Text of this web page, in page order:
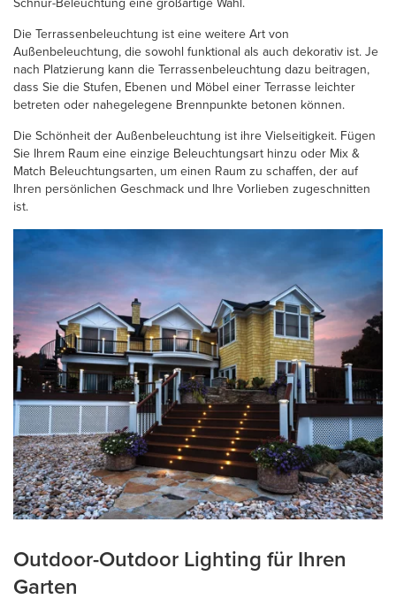
Die Terrassenbeleuchtung ist eine weitere Art von
Außenbeleuchtung, die sowohl funktional als auch dekorativ ist. Je
nach Platzierung kann die Terrassenbeleuchtung dazu beitragen,
dass Sie die Stufen, Ebenen und Möbel einer Terrasse leichter
betreten oder nahegelegene Brennpunkte betonen können.
Die Schönheit der Außenbeleuchtung ist ihre Vielseitigkeit. Fügen
Sie Ihrem Raum eine einzige Beleuchtungsart hinzu oder Mix &
Match Beleuchtungsarten, um einen Raum zu schaffen, der auf
Ihren persönlichen Geschmack und Ihre Vorlieben zugeschnitten
ist.
Outdoor-Outdoor Lighting für Ihren
Garten